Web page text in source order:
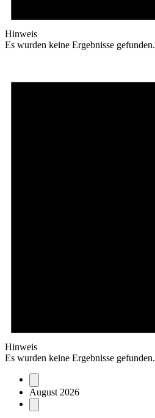
Hinweis
Es wurden keine Ergebnisse gefunden.
Hinweis
Es wurden keine Ergebnisse gefunden.
August 2026